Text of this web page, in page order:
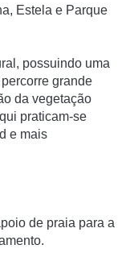
Estela e Parque
possuindo uma
grande
da vegetação
praticam-se
e mais
de praia para a